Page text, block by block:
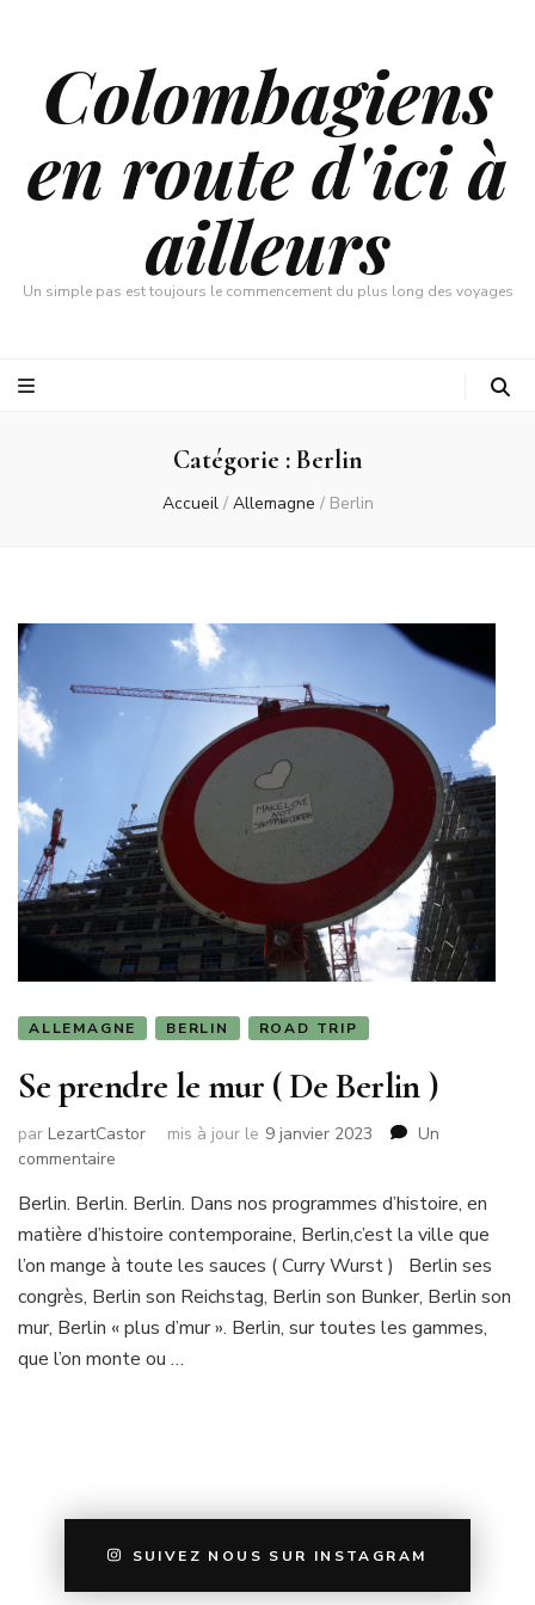
Colombagiens
en route d'ici à
ailleurs
Un simple pas est toujours le commencement du plus long des voyages
Catégorie :Berlin
Accueil / Allemagne / Berlin
ALLEMAGNE BERLIN ROAD TRIP
Se prendre le mur ( De Berlin )
par LezartCastor mis à jour le 9 janvier 2023
Un
commentaire
prendre
le
mur
De
Berlin
)
Berlin. Berlin. Berlin. Dans nos programmes d’histoire, en
matière d’histoire contemporaine, Berlin,c’est la ville que
l’on mange à toute les sauces ( Curry Wurst ) Berlin ses
congrès, Berlin son Reichstag, Berlin son Bunker, Berlin son
mur, Berlin « plus d’mur ». Berlin, sur toutes les gammes,
que l’on monte ou …
SUIVEZ NOUS SUR INSTAGRAM